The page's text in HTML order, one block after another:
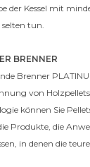
der Kessel mit
selten tun.
BRENNER
Brenner
von Holzpellets
können Sie
Produkte, die
in denen die